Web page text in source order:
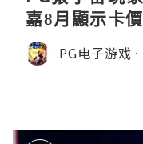
嘉8月顯示卡
PG电子游戏